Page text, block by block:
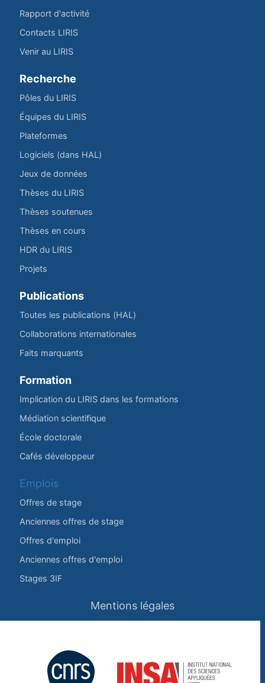
Rapport d'activité
Contacts LIRIS
Venir au LIRIS
Recherche
Pôles du LIRIS
Équipes du LIRIS
Plateformes
Logiciels (dans HAL)
Jeux de données
Thèses du LIRIS
Thèses soutenues
Thèses en cours
HDR du LIRIS
Projets
Publications
Toutes les publications (HAL)
Collaborations internationales
Faits marquants
Formation
Implication du LIRIS dans les formations
Médiation scientifique
École doctorale
Cafés développeur
Emplois
Offres de stage
Anciennes offres de stage
Offres d'emploi
Anciennes offres d'emploi
Stages 3IF
Mentions légales